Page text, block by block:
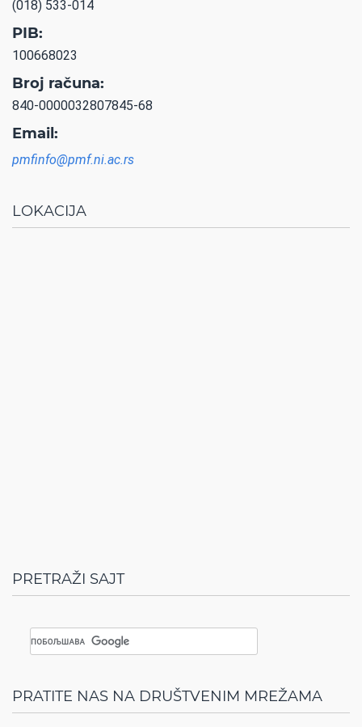
(018) 533-014
PIB:
100668023
Broj računa:
840-0000032807845-68
Email:
pmfinfo@pmf.ni.ac.rs
LOKACIJA
PRETRAŽI SAJT
PRATITE NAS NA DRUŠTVENIM MREŽAMA